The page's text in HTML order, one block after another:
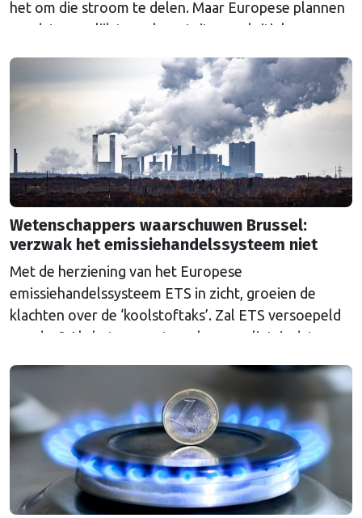
het om die stroom te delen. Maar Europese plannen
om dat mogelijk te maken stuiten op kritiek.
Wetenschappers waarschuwen Brussel:
verzwak het emissiehandelssysteem niet
Met de herziening van het Europese
emissiehandelssysteem ETS in zicht, groeien de
klachten over de ‘koolstoftaks’. Zal ETS versoepeld
worden? Als het aan wetenschappers ligt, is dat een